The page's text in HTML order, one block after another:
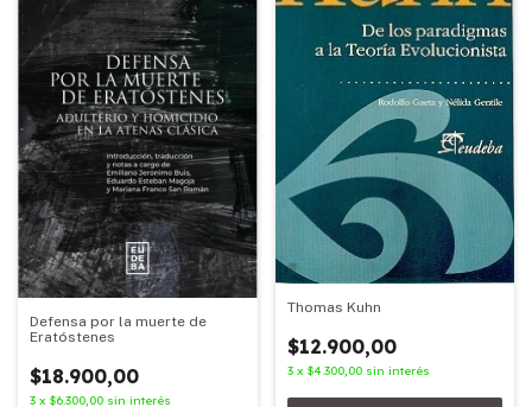
Defensa por la muerte de
Eratóstenes
$18.900,00
3 x $6.300,00 sin interés
Thomas Kuhn
$12.900,00
3 x $4.300,00 sin interés